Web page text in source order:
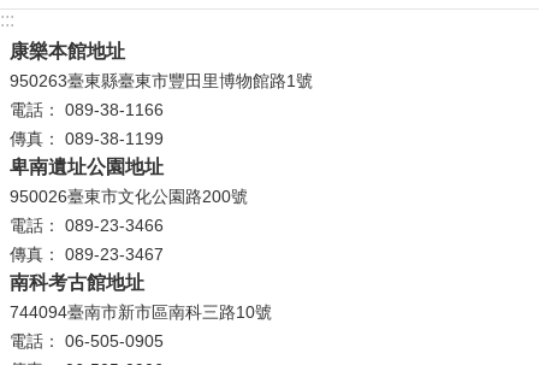
認
我
們
便
民
服
務
性
別
平
:::
康樂本館地址
950263臺東縣臺東市豐田里博物館路1號
電話： 089-38-1166
傳真： 089-38-1199
卑南遺址公園地址
950026臺東市文化公園路200號
電話： 089-23-3466
傳真： 089-23-3467
南科考古館地址
744094臺南市新市區南科三路10號
電話： 06-505-0905